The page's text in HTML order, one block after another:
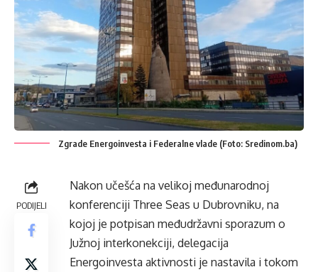
Zgrade Energoinvesta i Federalne vlade (Foto: Sredinom.ba)
PODIJELI
Nakon učešća na velikoj međunarodnoj
konferenciji Three Seas u Dubrovniku, na
kojoj je potpisan međudržavni sporazum o
Južnoj interkonekciji, delegacija
Energoinvesta aktivnosti je nastavila i tokom